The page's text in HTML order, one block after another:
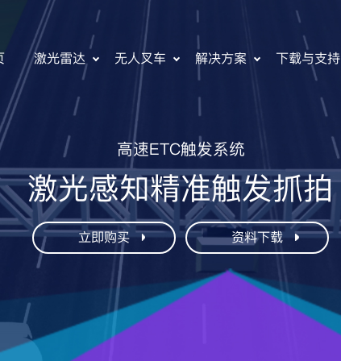
激光雷达 无人叉车 解决方案 下载与支持
高速ETC触发系统
激光感知精准触发抓拍
立即购买 资料下载